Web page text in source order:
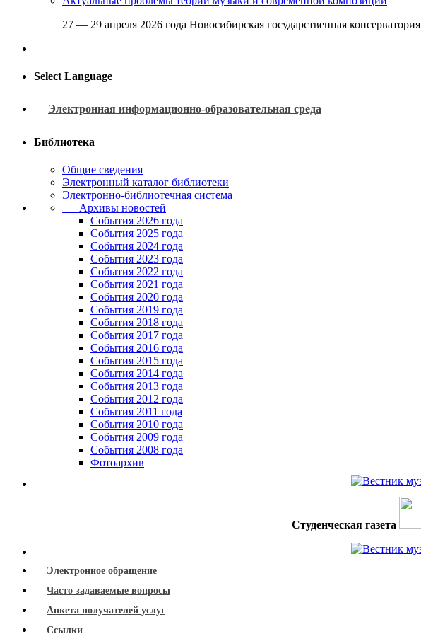
27 — 29 апреля 2026 года Новосибирская государственная консерватория
Select Language
Электронная информационно-образовательная среда
Библиотека
Общие сведения
Электронный каталог библиотеки
Электронно-библиотечная система
Архивы новостей
Cобытия 2026 года
События 2025 года
События 2024 года
События 2023 года
Cобытия 2022 года
Cобытия 2021 года
События 2020 года
События 2019 года
События 2018 года
События 2017 года
События 2016 года
События 2015 года
События 2014 года
События 2013 года
События 2012 года
События 2011 года
События 2010 года
События 2009 года
События 2008 года
Фотоархив
Студенческая газета
Электронное обращение
Часто задаваемые вопросы
Анкета получателей услуг
Ссылки